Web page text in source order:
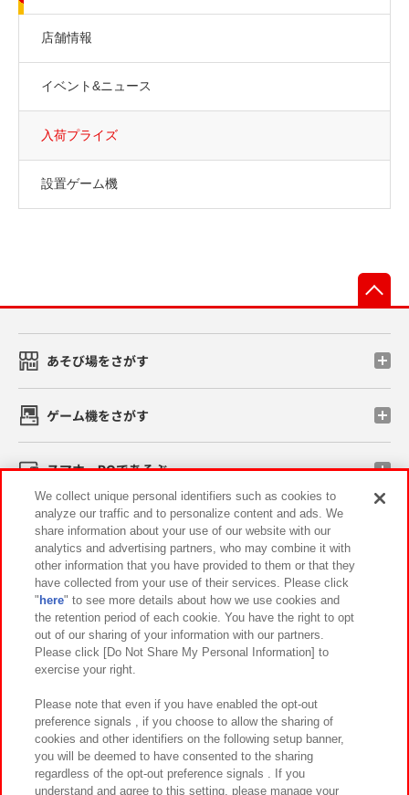
店舗情報
イベント&ニュース
入荷プライズ
設置ゲーム機
あそび場をさがす
ゲーム機をさがす
スマホ・PCであそぶ
イベント・キャンペーン
関連会社 サステナビリティ サイトポリシー
プライバシーポリシー ウェブアクセシビリティ方針と検証結果
お取引先さまとともに
カスタマーハラスメント対応方針 よくあるご質問・お問い合わせ
We collect unique personal identifiers such as cookies to
analyze our traffic and to personalize content and ads. We
share information about your use of our website with our
analytics and advertising partners, who may combine it with
other information that you have provided to them or that they
have collected from your use of their services. Please click
" here" to see more details about how we use cookies and
the retention period of each cookie. You have the right to opt
out of our sharing of your information with our partners.
Please click [Do Not Share My Personal Information] to
exercise your right.
Please note that even if you have enabled the opt-out
preference signals , if you choose to allow the sharing of
cookies and other identifiers on the following setup banner,
you will be deemed to have consented to the sharing
regardless of the opt-out preference signals . If you
understand and agree to this setting, please manage your